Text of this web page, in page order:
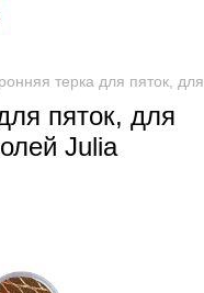
терка для пяток,
пяток, для
Julia